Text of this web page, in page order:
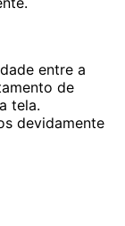
entre a
de
tela.
devidamente